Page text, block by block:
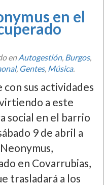
en el
enAutogestión, Burgos,
, Gentes, Música.
con sus actividades
a este
social en el barrio
9 de abril a
en Covarrubias,
trasladará a los